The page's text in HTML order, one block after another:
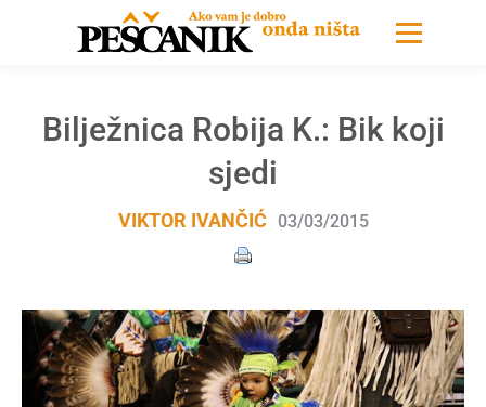
Bilježnica Robija K.: Bik koji
sjedi
VIKTOR IVANČIĆ 03/03/2015